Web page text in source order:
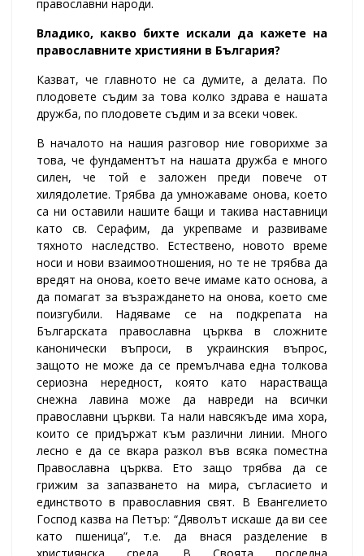
православни народи.
Владико, какво бихте искали да кажете на
православните християни в България?
Казват, че главното не са думите, а делата. По
плодовете съдим за това колко здрава е нашата
дружба, по плодовете съдим и за всеки човек.
В началото на нашия разговор ние говорихме за
това, че фундаментът на нашата дружба е много
силен, че той е заложен преди повече от
хилядолетие. Трябва да умножаваме онова, което
са ни оставили нашите бащи и такива наставници
като св. Серафим, да укрепваме и развиваме
тяхното наследство. Естествено, новото време
носи и нови взаимоотношения, но те не трябва да
вредят на онова, което вече имаме като основа, а
да помагат за възраждането на онова, което сме
поизгубили. Надяваме се на подкрепата на
Българската православна църква в сложните
канонически въпроси, в украинския въпрос,
защото не може да се премълчава една толкова
сериозна нередност, която като нарастваща
снежна лавина може да навреди на всички
православни църкви. Та нали навсякъде има хора,
които се придържат към различни линии. Много
лесно е да се вкара разкол във всяка поместна
Православна църква. Ето защо трябва да се
грижим за запазването на мира, съгласието и
единството в православния свят. В Евангелието
Господ казва на Петър: “Дяволът искаше да ви сее
като пшеница”, т.е. да внася разделение в
християнска среда. В Своята последна